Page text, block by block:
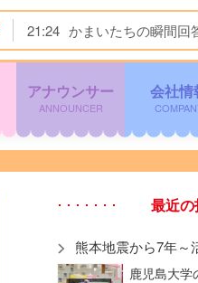
21:24 かまいたちの瞬間
アナウンサー
ANNOUNCER
会社情
最近
熊本地震から7年～
鹿児島大学